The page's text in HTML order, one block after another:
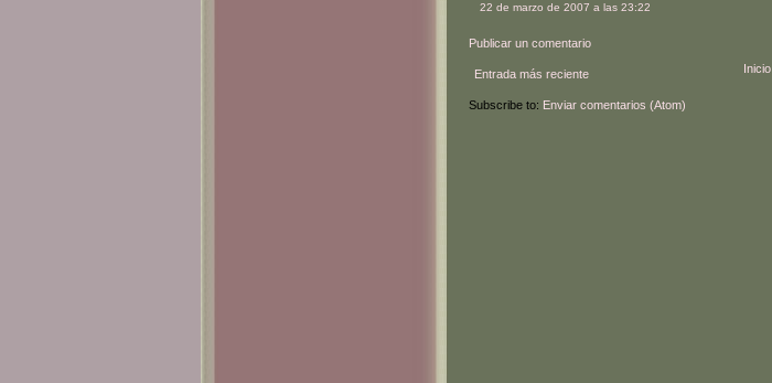
22 de marzo de 2007 a las 23:22
Publicar un comentario
Entrada más reciente Inicio
Subscribe to: Enviar comentarios (Atom)